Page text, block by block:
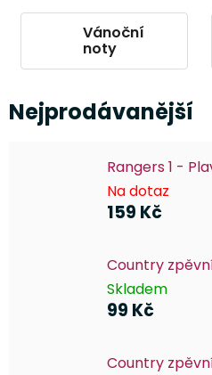
Vánoční
noty
Nejprodávanější
Rangers 1 -
Na dotaz
159 Kč
Country
Skladem
99 Kč
Country